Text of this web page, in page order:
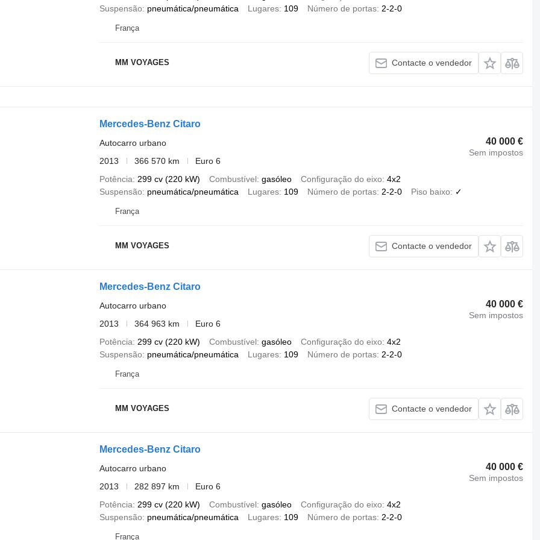
Suspensão
pneumática/pneumática Lugares 109 Número de portas 2-2-0
França
MM VOYAGES Contacte o vendedor
Mercedes-Benz Citaro
40 000 €
Sem impostos
Autocarro urbano
2013
366 570 km
Euro 6
Potência
299 cv (220 kW) Combustível gasóleo Configuração do eixo 4x2
Suspensão
pneumática/pneumática Lugares 109 Número de portas 2-2-0 Piso baixo ✓
França
MM VOYAGES Contacte o vendedor
Mercedes-Benz Citaro
40 000 €
Sem impostos
Autocarro urbano
2013
364 963 km
Euro 6
Potência
299 cv (220 kW) Combustível gasóleo Configuração do eixo 4x2
Suspensão
pneumática/pneumática Lugares 109 Número de portas 2-2-0
França
MM VOYAGES Contacte o vendedor
Mercedes-Benz Citaro
40 000 €
Sem impostos
Autocarro urbano
2013
282 897 km
Euro 6
Potência
299 cv (220 kW) Combustível gasóleo Configuração do eixo 4x2
Suspensão
pneumática/pneumática Lugares 109 Número de portas 2-2-0
França